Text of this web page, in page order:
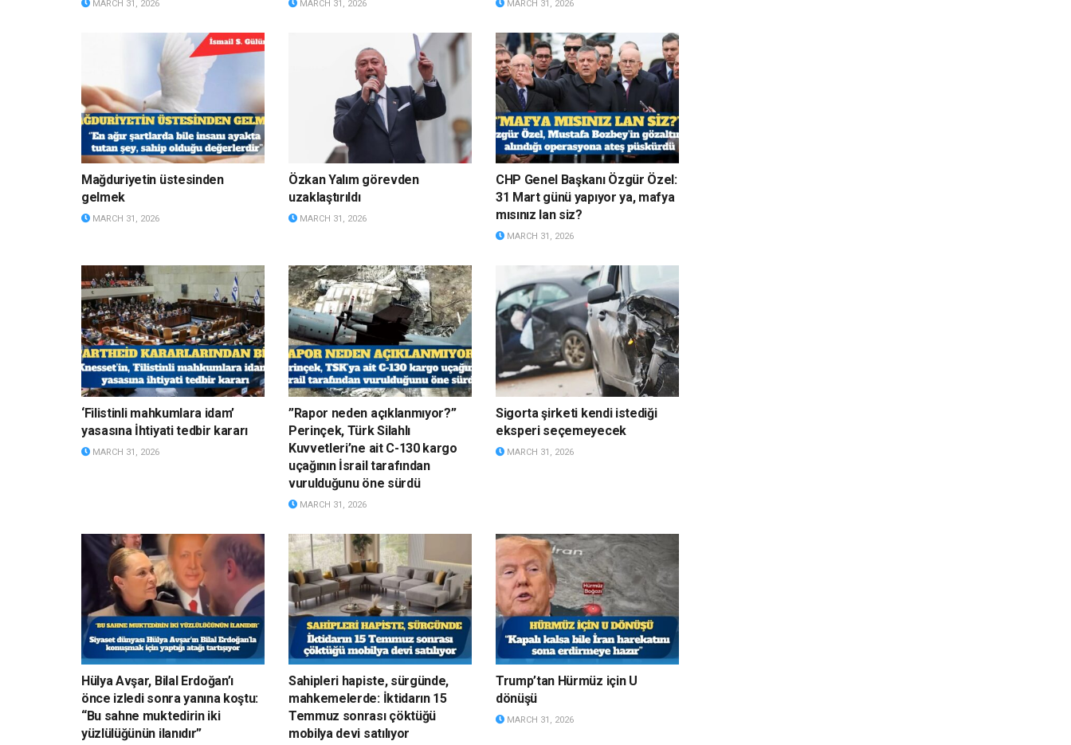
MARCH 31, 2026 MARCH 31, 2026 MARCH 31, 2026
Mağduriyetin üstesinden
gelmek
MARCH 31, 2026
Özkan Yalım görevden
uzaklaştırıldı
MARCH 31, 2026
CHP Genel Başkanı Özgür Özel:
31 Mart günü yapıyor ya, mafya
mısınız lan siz?
MARCH 31, 2026
‘Filistinli mahkumlara idam’
yasasına İhtiyati tedbir kararı
MARCH 31, 2026
”Rapor neden açıklanmıyor?”
Perinçek, Türk Silahlı
Kuvvetleri’ne ait C-130 kargo
uçağının İsrail tarafından
vurulduğunu öne sürdü
MARCH 31, 2026
Sigorta şirketi kendi istediği
eksperi seçemeyecek
MARCH 31, 2026
Hülya Avşar, Bilal Erdoğan’ı
önce izledi sonra yanına koştu:
“Bu sahne muktedirin iki
yüzlülüğünün ilanıdır”
Sahipleri hapiste, sürgünde,
mahkemelerde: İktidarın 15
Temmuz sonrası çöktüğü
mobilya devi satılıyor
Trump’tan Hürmüz için U
dönüşü
MARCH 31, 2026